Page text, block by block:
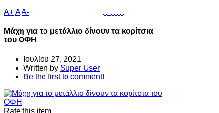
A+AA-
Μάχη για το μετάλλιο δίνουν τα κορίτσια
του ΟΦΗ
Ιουλίου 27, 2021
Written by Super User
Be the first to comment!
Rate this item